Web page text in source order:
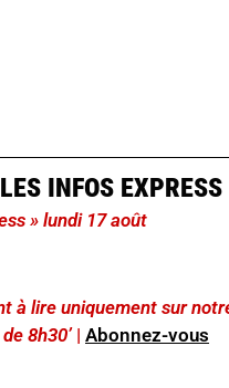
LES INFOS EXPRESS
» lundi 17 août
à lire uniquement sur
8h30’| Abonnez-vous